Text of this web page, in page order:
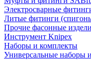
Электросварные
Литые фитинги
Прочие фасонные
Инструмент Knipex
Наборы и комплекты
Универсальные наборы